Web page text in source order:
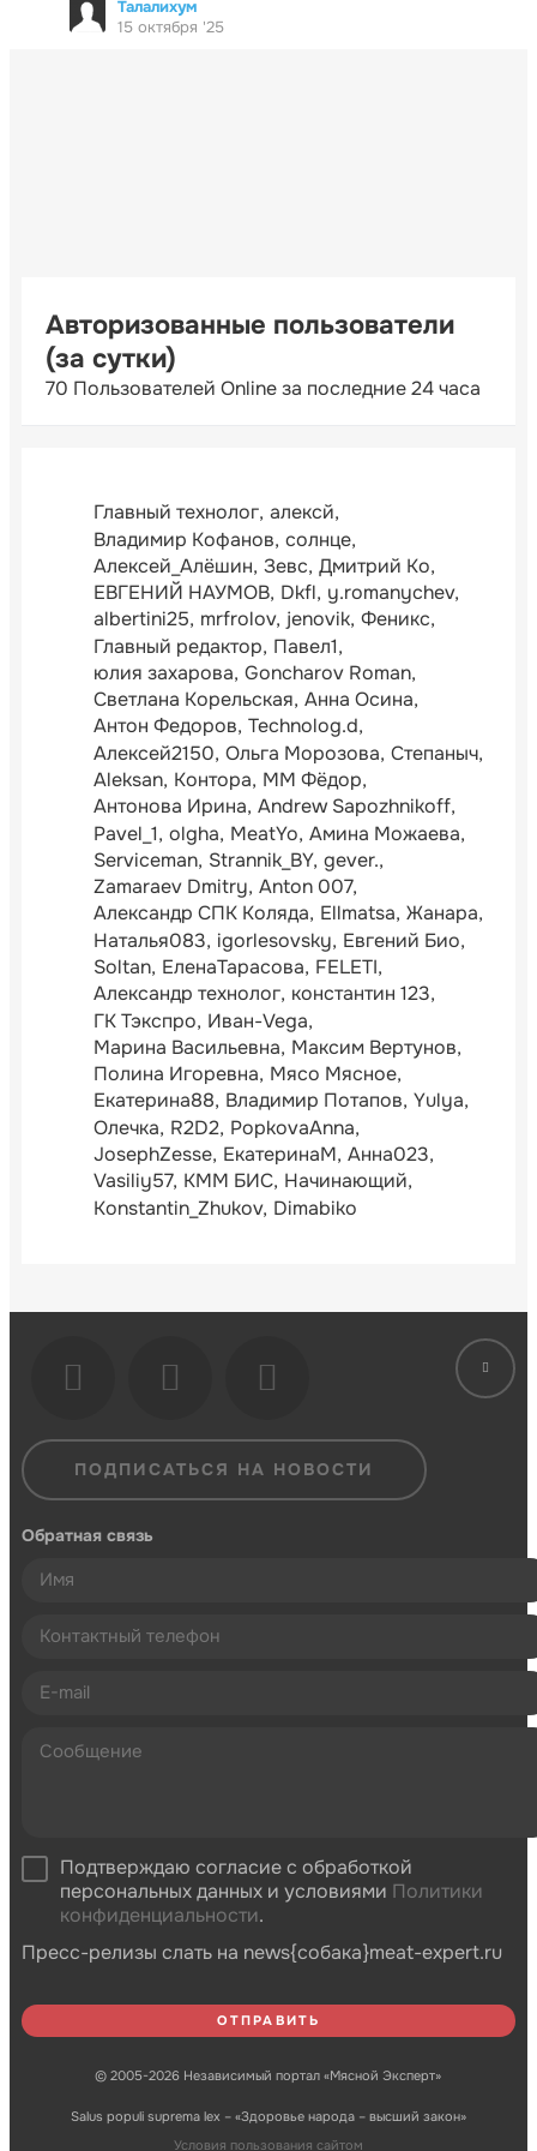
Талалихум
15 октября '25
Авторизованные пользователи
(за сутки)
70 Пользователей Online за последние 24 часа
Главный технолог алексй
Владимир Кофанов солнце
Алексей_Алёшин Зевс Дмитрий Ко
ЕВГЕНИЙ НАУМОВ Dkfl y.romanychev
albertini25 mrfrolov jenovik Феникс
Главный редактор Павел1
юлия захарова Goncharov Roman
Светлана Корельская Анна Осина
Антон Федоров Technolog.d
Алексей2150 Ольга Морозова Степаныч
Aleksan Контора ММ Фёдор
Антонова Ирина Andrew Sapozhnikoff
Pavel_1 olgha MeatYo Амина Можаева
Serviceman Strannik_BY gever.
Zamaraev Dmitry Anton 007
Александр СПК Коляда Ellmatsa Жанара
Наталья083 igorlesovsky Евгений Био
Soltan ЕленаТарасова FELETI
Александр технолог константин 123
ГК Тэкспро Иван-Vega
Марина Васильевна Максим Вертунов
Полина Игоревна Мясо Мясное
Екатерина88 Владимир Потапов Yulya
Олечка R2D2 PopkovaAnna
JosephZesse ЕкатеринаМ Анна023
Vasiliy57 КММ БИС Начинающий
Konstantin_Zhukov Dimabiko
ПОДПИСАТЬСЯ НА НОВОСТИ
Обратная связь
Подтверждаю согласие с обработкой
персональных данных и условиями Политики
конфиденциальности.
Пресс-релизы слать на news{собака}meat-expert.ru
© 2005-2026 Независимый портал «Мясной Эксперт»
Salus populi suprema lex – «Здоровье народа – высший закон»
Условия пользования сайтом